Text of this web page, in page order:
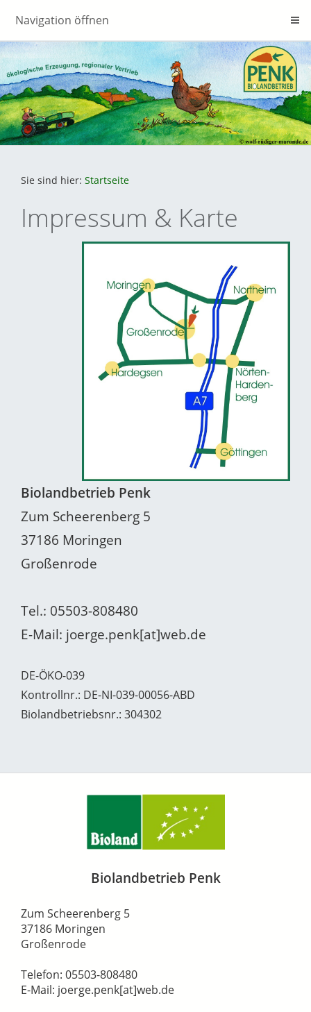
Navigation öffnen
Sie sind hier: Startseite
Impressum & Karte
Biolandbetrieb Penk
Zum Scheerenberg 5
37186 Moringen
Großenrode
Tel.: 05503-808480
E-Mail: joerge.penk[at]web.de
DE-ÖKO-039
Kontrollnr.: DE-NI-039-00056-ABD
Biolandbetriebsnr.: 304302
Biolandbetrieb Penk
Zum Scheerenberg 5
37186 Moringen
Großenrode
Telefon: 05503-808480
E-Mail: joerge.penk[at]web.de